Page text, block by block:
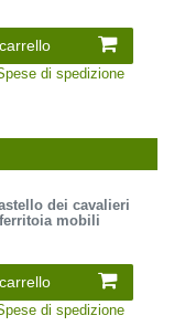
di spedizione
dei cavalieri
mobili
di spedizione